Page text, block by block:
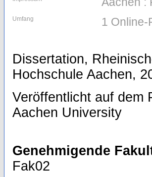
Umfang 1
Dissertation,
Hochschule Aachen,
Veröffentlicht auf dem
Aachen University
Genehmigende
Fak02